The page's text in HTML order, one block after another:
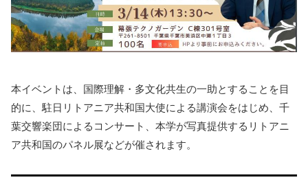
本イベントは、国際理解・多文化共生の一助とすることを目
的に、駐日リトアニア共和国大使による講演会をはじめ、千
葉交響楽団によるコンサート、本学が写真提供するリトアニ
ア共和国のパネル展などが催されます。